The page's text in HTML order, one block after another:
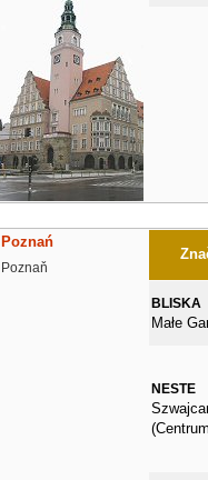
Poznań
Poznaň
BLISKA
Małe
NESTE